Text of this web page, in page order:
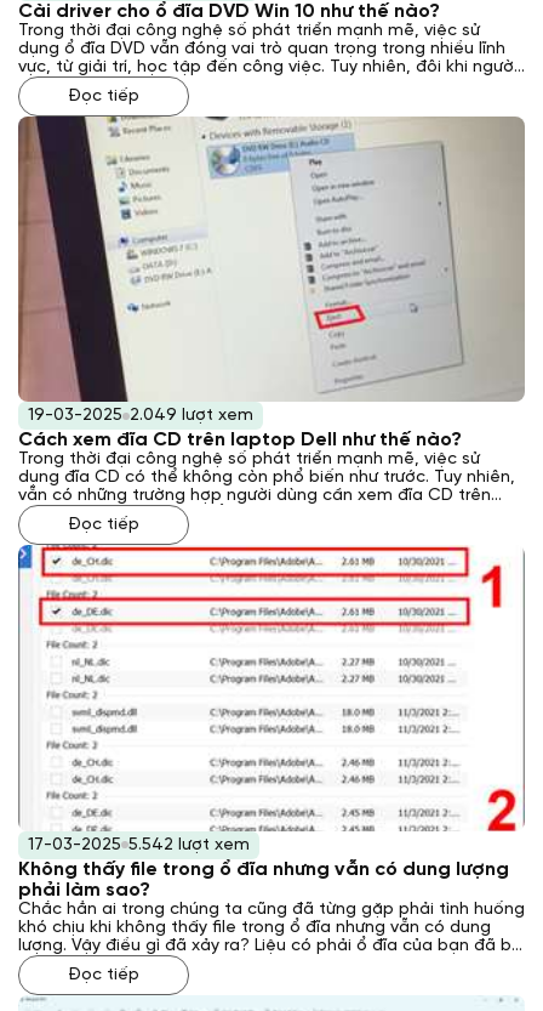
Cài driver cho ổ đĩa DVD Win 10 như thế nào?
Trong thời đại công nghệ số phát triển mạnh mẽ, việc sử
dụng ổ đĩa DVD vẫn đóng vai trò quan trọng trong nhiều lĩnh
vực, từ giải trí, học tập đến công việc. Tuy nhiên, đôi khi người
dùng gặp phải tình trạng máy tính Windows 10 không nhận
diện hoặc không thể đọc được đĩa DVD, gây ra nhiều bất tiện.
Một trong những nguyên nhân phổ biến là do thiếu hoặc driver
ổ đĩa DVD bị lỗi thời. Laptop Khánh Trần sẽ hướng dẫn cách
cài driver cho ổ đĩa DVD Win 10, giúp bạn khắc phục sự cố và
sử dụng ổ đĩa một cách hiệu quả.
Đọc tiếp
19-03-2025 2.049 lượt xem
Cách xem đĩa CD trên laptop Dell như thế nào?
Trong thời đại công nghệ số phát triển mạnh mẽ, việc sử
dụng đĩa CD có thể không còn phổ biến như trước. Tuy nhiên,
vẫn có những trường hợp người dùng cần xem đĩa CD trên
laptop Dell của mình, chẳng hạn như khi muốn xem lại những
dữ liệu cũ, nghe nhạc hoặc cài đặt phần mềm. Laptop Khánh
Trần sẽ hướng dẫn bạn cách xem đĩa CD trên laptop Dell một
cách dễ dàng và nhanh chóng qua bài viết này.
Đọc tiếp
17-03-2025 5.542 lượt xem
Không thấy file trong ổ đĩa nhưng vẫn có dung lượng
phải làm sao?
Chắc hẳn ai trong chúng ta cũng đã từng gặp phải tình huống
khó chịu khi không thấy file trong ổ đĩa nhưng vẫn có dung
lượng. Vậy điều gì đã xảy ra? Liệu có phải ổ đĩa của bạn đã bị
hỏng, hay dữ liệu đã bị mất? Đừng lo lắng, trong bài viết này,
Laptop Khánh Trần sẽ cùng tìm hiểu nguyên nhân và cách
khắc phục tình trạng này.
Đọc tiếp